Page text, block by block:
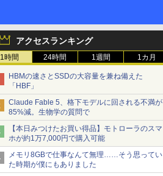
アクセスランキング
1時間 24時間 1週間 1カ月
HBMの速さとSSDの大容量を兼ね備えた
「HBF」
Claude Fable 5、格下モデルに回される不満が
85%減。生物学の質問で
【本日みつけたお買い得品】モトローラのスマ
ホが約1万7,000円で購入可能
メモリ8GBで仕事なんて無理……そう思ってい
た時期が僕にもありました